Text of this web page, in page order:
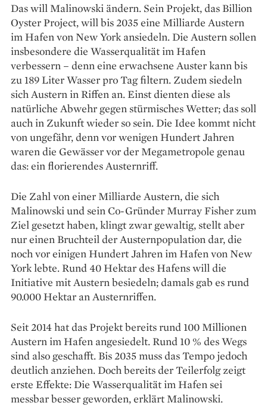
Das will Malinowski ändern. Sein Projekt, das Billion
Oyster Project, will bis 2035 eine Milliarde Austern
im Hafen von New York ansiedeln. Die Austern sollen
insbesondere die Wasserqualität im Hafen
verbessern – denn eine erwachsene Auster kann bis
zu 189 Liter Wasser pro Tag filtern. Zudem siedeln
sich Austern in Riffen an. Einst dienten diese als
natürliche Abwehr gegen stürmisches Wetter; das soll
auch in Zukunft wieder so sein. Die Idee kommt nicht
von ungefähr, denn vor wenigen Hundert Jahren
waren die Gewässer vor der Megametropole genau
das: ein florierendes Austernriff.
Die Zahl von einer Milliarde Austern, die sich
Malinowski und sein Co-Gründer Murray Fisher zum
Ziel gesetzt haben, klingt zwar gewaltig, stellt aber
nur einen Bruchteil der Austernpopulation dar, die
noch vor einigen Hundert Jahren im Hafen von New
York lebte. Rund 40 Hektar des Hafens will die
Initia­tive mit Austern besiedeln; damals gab es rund
90.000 Hektar an Austern­riffen.
Seit 2014 hat das Projekt bereits rund 100 Millionen
Austern im Hafen angesiedelt. Rund 10 % des Wegs
sind also geschafft. Bis 2035 muss das Tempo jedoch
deutlich anziehen. Doch bereits der Teilerfolg zeigt
erste Effekte: Die Wasserqualität im Hafen sei
messbar besser geworden, erklärt Malinowski.